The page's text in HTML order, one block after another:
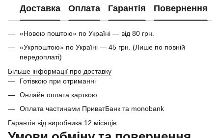
Доставка Оплата Гарантія Повернення
«Новою поштою» по Україні — від 80 грн.
«Укрпоштою» по Україні — 45 грн. (Лише по повній
передоплаті)
Більше інформації про доставку
Готівкою при отриманні
Онлайн оплата карткою
Оплата частинами ПриватБанк та monobank
Гарантія від виробника 12 місяців.